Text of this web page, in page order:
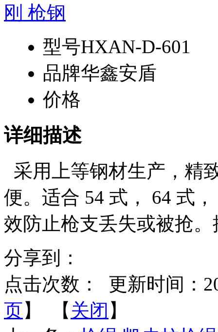
型号HXAN-D-601
品牌华鑫安盾
价格
详细描述
采用上等钢材生产，精
便。适合 54 式， 64 式
效防止枪支丢失或被抢
分享到：
点击次数：
更新时间：
页】 【 关闭 】